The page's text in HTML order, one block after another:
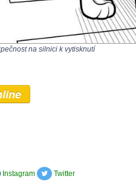
na silnici k vytisknutí
Instagram Twitter